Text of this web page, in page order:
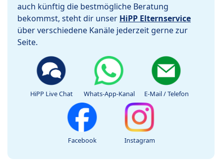
auch künftig die bestmögliche Beratung
bekommst, steht dir unser HiPP Elternservice
über verschiedene Kanäle jederzeit gerne zur
Seite.
HiPP Live Chat Whats-App-Kanal E-Mail / Telefon
Facebook Instagram